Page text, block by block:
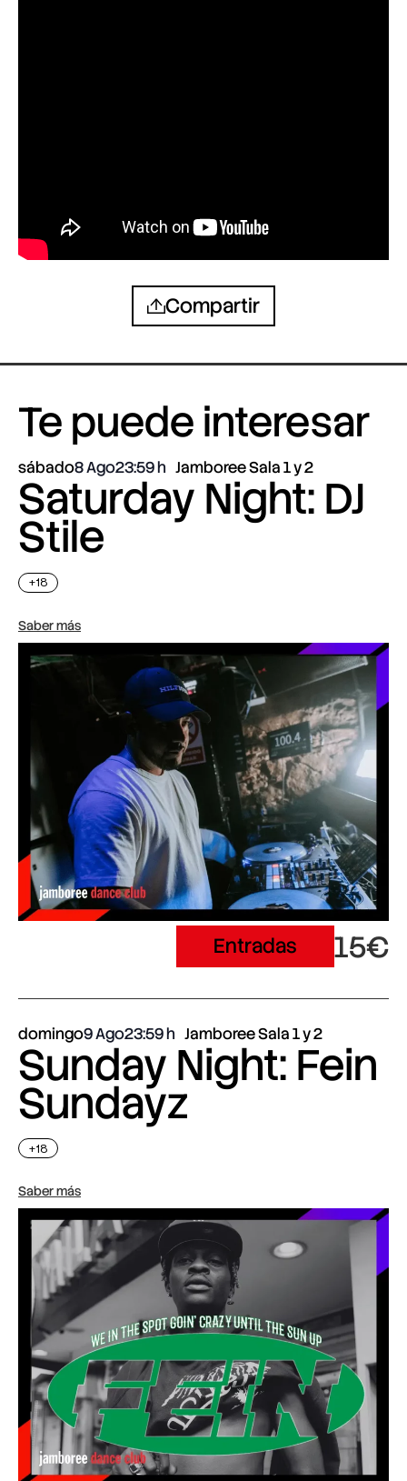
Compartir
Te puede interesar
sábado8 Ago23:59 Jamboree Sala 1 y 2
Saturday Night: DJ
Stile
+18
Saber más
Entradas 15€
domingo9 Ago23:59 Jamboree Sala 1 y 2
Sunday Night: Fein
Sundayz
+18
Saber más